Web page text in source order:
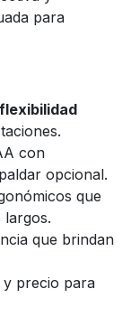
para
flexibilidad
con
opcional.
que
que brindan
y precio para